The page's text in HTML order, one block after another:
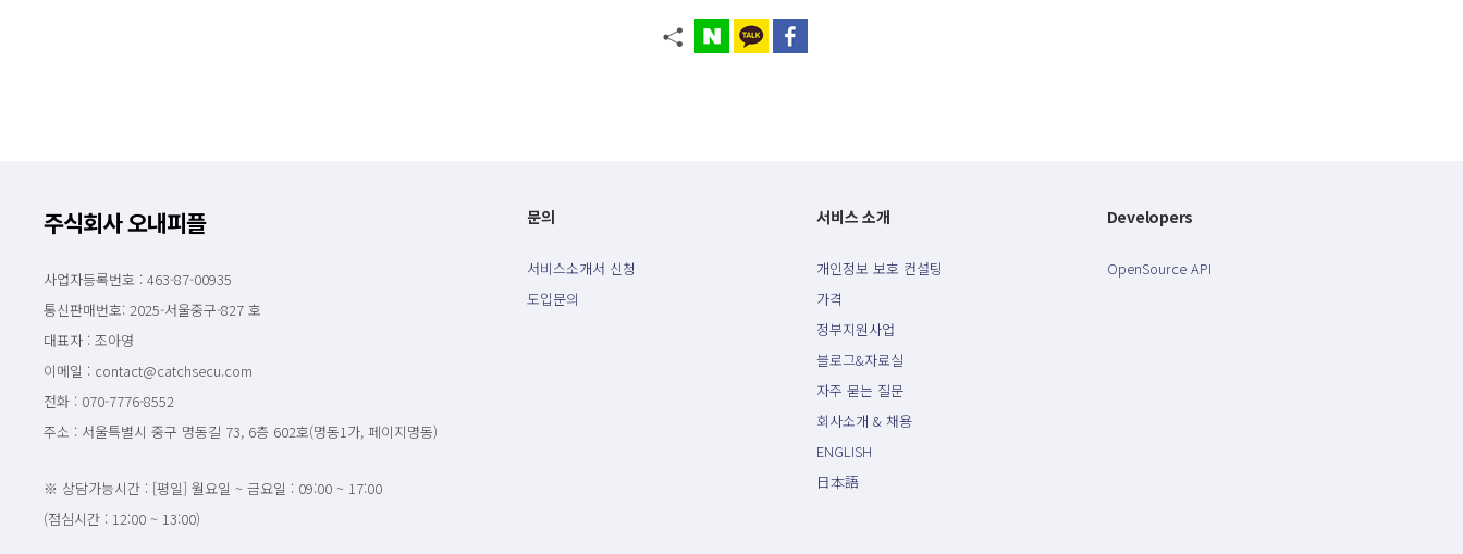
주식회사 오내피플
사업자등록번호 : 463-87-00935
통신판매번호: 2025-서울중구-827 호
대표자 : 조아영
이메일 : contact@catchsecu.com
전화 : 070-7776-8552
주소 : 서울특별시 중구 명동길 73, 6층 602호(명동1가, 페이지명동)
※ 상담가능시간 : [평일] 월요일 ~ 금요일 : 09:00 ~ 17:00
(점심시간 : 12:00 ~ 13:00)
문의
서비스소개서 신청
도입문의
서비스 소개
개인정보 보호 컨설팅
가격
정부지원사업
블로그&자료실
자주 묻는 질문
회사소개 & 채용
ENGLISH
日本語
Developers
OpenSource API